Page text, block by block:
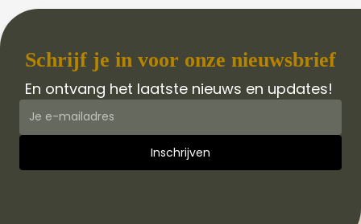
Schrijf je in voor onze nieuwsbrief
En ontvang het laatste nieuws en updates!